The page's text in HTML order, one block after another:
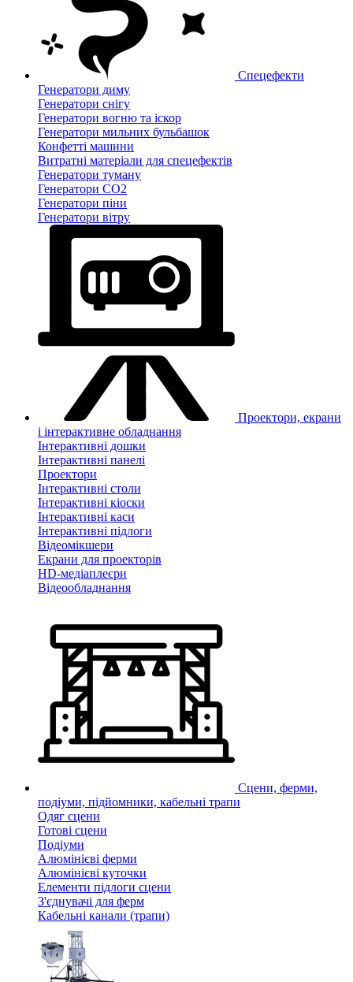
Спецефекти
Генератори диму
Генератори снігу
Генератори вогню та іскор
Генератори мильних бульбашок
Конфетті машини
Витратні матеріали для спецефектів
Генератори туману
Генератори CO2
Генератори піни
Генератори вітру
Проектори, екрани
і інтерактивне обладнання
Інтерактивні дошки
Інтерактивні панелі
Проектори
Інтерактивні столи
Інтерактивні кіоски
Інтерактивні каси
Інтерактивні підлоги
Відеомікшери
Екрани для проекторів
HD-медіаплеєри
Відеообладнання
Сцени, ферми,
подіуми, підйомники, кабельні трапи
Одяг сцени
Готові сцени
Подіуми
Алюмінієві ферми
Алюмінієві куточки
Елементи підлоги сцени
З'єднувачі для ферм
Кабельні канали (трапи)